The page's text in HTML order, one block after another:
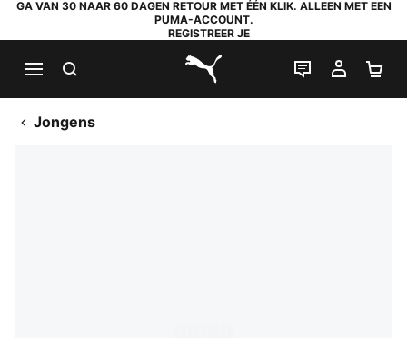
GA VAN 30 NAAR 60 DAGEN RETOUR MET ÉÉN KLIK. ALLEEN MET EEN
PUMA-ACCOUNT.
REGISTREER JE
PUMA.com
LIVE CHAT
MIJN
Jongens